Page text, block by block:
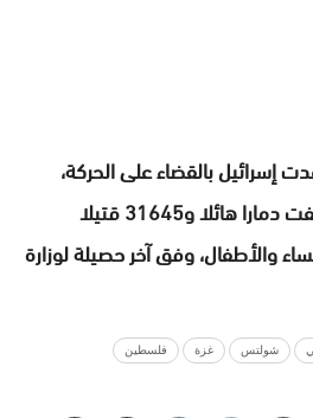
بالقضاء على الحركة،
وأطلقت حملة عسكرية خلفت دمارا هائلا و31645 قتيلا
والأطفال، وفق آخر حصيلة لوزارة
شولتس غزة فلسطين